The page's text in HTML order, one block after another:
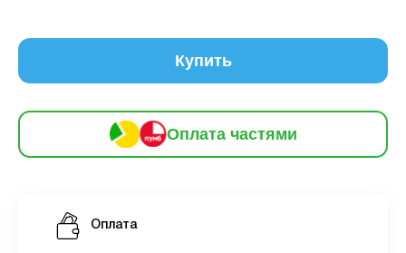
Купить
Оплата частями
придбати товар в розстрочку.
Максимальна сума розстрочки дорівнює
Оплата